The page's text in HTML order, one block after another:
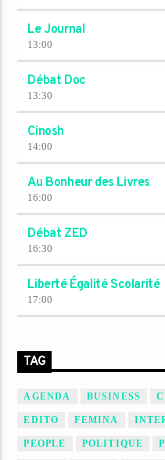
Le Journal
13:00
Débat Doc
13:30
Cinosh
14:00
Au Bonheur des Livres
16:00
Débat ZED
16:30
Liberté Égalité Scolarité
17:00
TAG
AGENDA BUSINESS
EDITO FEMINA
PEOPLE POLITIQUE